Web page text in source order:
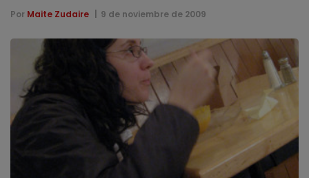
Por Maite Zudaire 9 de noviembre de 2009